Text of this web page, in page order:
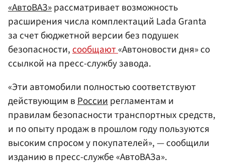
«АвтоВАЗ»рассматривает возможность
расширения числа комплектаций Lada Granta
за счет бюджетной версии без подушек
безопасности,сообщают«Автоновости дня» со
ссылкой на пресс-службу завода.
«Эти автомобили полностью соответствуют
действующим вРоссиирегламентам и
правилам безопасности транспортных средств,
и по опыту продаж в прошлом году пользуются
высоким спросом у покупателей», — сообщили
изданию в пресс-службе «АвтоВАЗа».